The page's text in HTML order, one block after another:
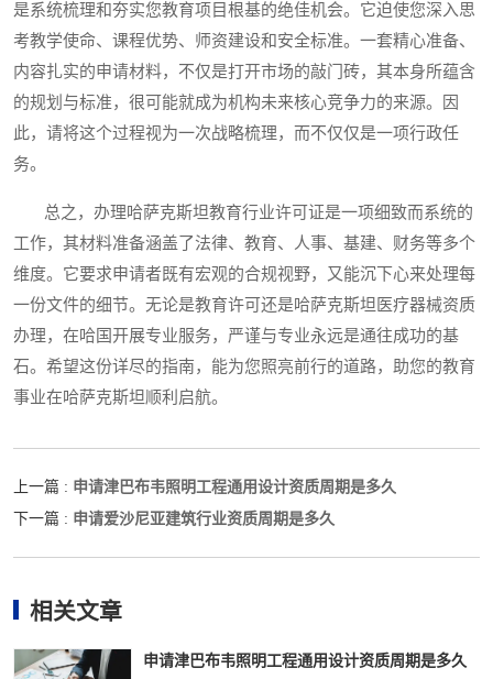
是系统梳理和夯实您教育项目根基的绝佳机会。它迫使您深入思
考教学使命、课程优势、师资建设和安全标准。一套精心准备、
内容扎实的申请材料，不仅是打开市场的敲门砖，其本身所蕴含
的规划与标准，很可能就成为机构未来核心竞争力的来源。因
此，请将这个过程视为一次战略梳理，而不仅仅是一项行政任
务。
总之，办理哈萨克斯坦教育行业许可证是一项细致而系统的
工作，其材料准备涵盖了法律、教育、人事、基建、财务等多个
维度。它要求申请者既有宏观的合规视野，又能沉下心来处理每
一份文件的细节。无论是教育许可还是哈萨克斯坦医疗器械资质
办理，在哈国开展专业服务，严谨与专业永远是通往成功的基
石。希望这份详尽的指南，能为您照亮前行的道路，助您的教育
事业在哈萨克斯坦顺利启航。
上一篇 : 申请津巴布韦照明工程通用设计资质周期是多久
下一篇 : 申请爱沙尼亚建筑行业资质周期是多久
相关文章
申请津巴布韦照明工程通用设计资质周期是多久